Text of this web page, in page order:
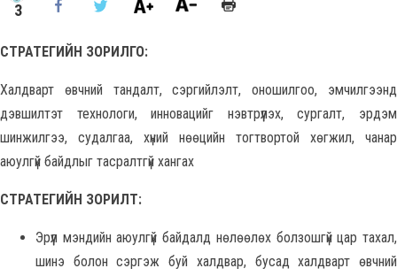
3
СТРАТЕГИЙН ЗОРИЛГО:
Халдварт өвчний тандалт, сэргийлэлт, оношилгоо, эмчилгээнд
дэвшилтэт технологи, инновацийг нэвтрүүлэх, сургалт, эрдэм
шинжилгээ, судалгаа, хүний нөөцийн тогтвортой хөгжил, чанар
аюулгүй байдлыг тасралтгүй хангах
СТРАТЕГИЙН ЗОРИЛТ:
Эрүүл мэндийн аюулгүй байдалд нөлөөлөх болзошгүй цар тахал,
шинэ болон сэргэж буй халдвар, бусад халдварт өвчний